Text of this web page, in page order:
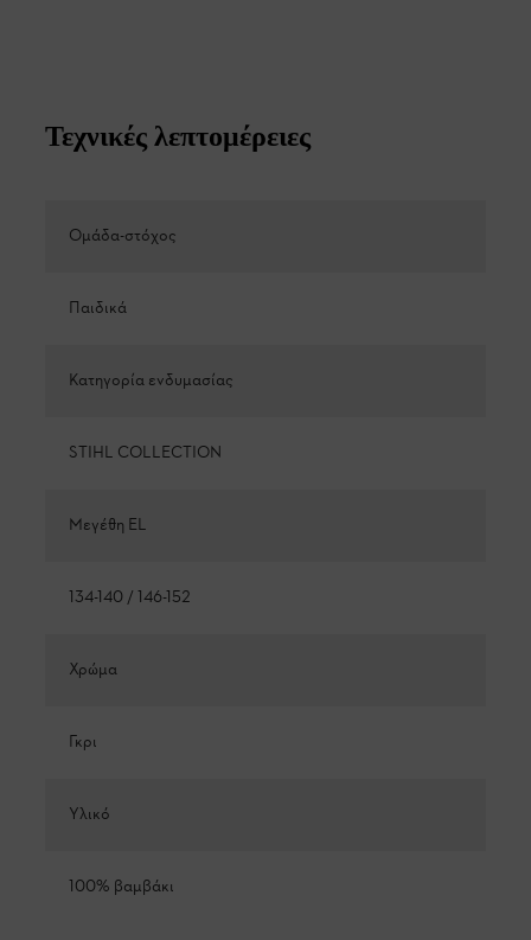
Τεχνικές λεπτομέρειες
Ομάδα-στόχος
Παιδικά
Κατηγορία ενδυμασίας
STIHL COLLECTION
Μεγέθη EL
134-140 / 146-152
Χρώμα
Γκρι
Υλικό
100% βαμβάκι